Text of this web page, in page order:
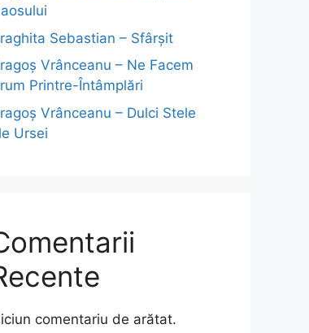
Sebastian – Sfârșit
Vrânceanu – Ne Facem
Printre-Întâmplări
Vrânceanu – Dulci Stele
Ursei
comentariu de arătat.